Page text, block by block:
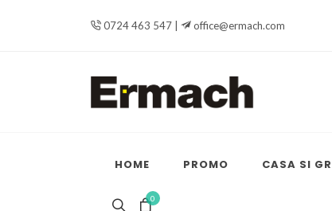
0724 463 547 | office@ermach.com
0
HOME PROMO CASA SI